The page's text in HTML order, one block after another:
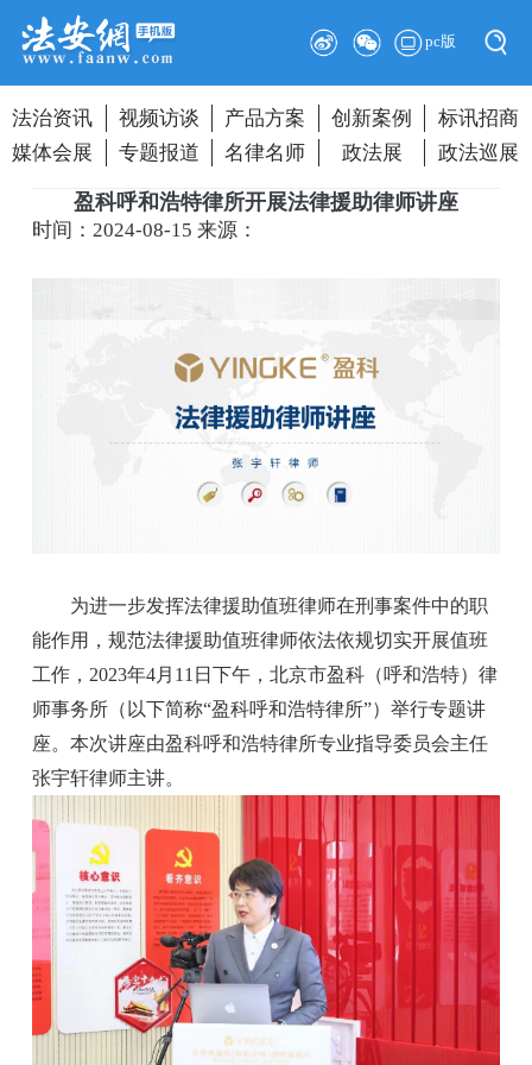
pc版
法治资讯 视频访谈 产品方案 创新案例
标讯招商
媒体会展
专题报道 名律名师 政法展 政法巡展
盈科呼和浩特律所开展法律援助律师讲座
时间：2024-08-15来源：
为进一步发挥法律援助值班律师在刑事案件中的职
能作用，规范法律援助值班律师依法依规切实开展值班
工作，2023年4月11日下午，北京市盈科（呼和浩特）律
师事务所（以下简称“盈科呼和浩特律所”）举行专题讲
座。本次讲座由盈科呼和浩特律所专业指导委员会主任
张宇轩律师主讲。